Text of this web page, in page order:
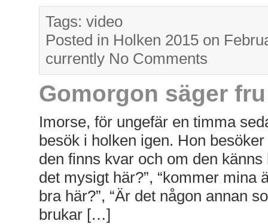
Tags: video
Posted in Holken 2015 on
currently No Comments
Gomorgon säger
Imorse, för ungefär en timma
besök i holken igen. Hon
den finns kvar och om den
det mysigt här?”, “kommer mina
bra här?”, “Är det någon annan
brukar […]